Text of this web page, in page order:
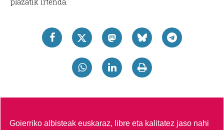
Goierriko albisteak euskaraz, libre eta kalitatez jaso nahi